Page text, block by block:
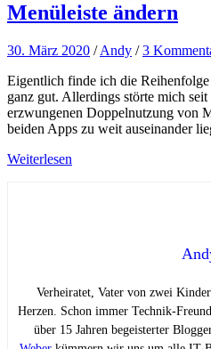
Menüleiste ändern
30. März 2020 /Andy /3
Eigentlich finde ich die
ganz gut. Allerdings störte mich
erzwungenen Doppelnutzung von
beiden Apps zu weit auseinander
Weiterlesen
Verheiratet, Vater von zwei
Herzen. Schon immer Technik-
über 15 Jahren begeisterter